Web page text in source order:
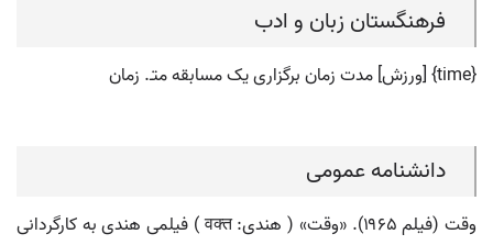
فرهنگستان زبان و ادب
{time} [ورزش] مدت زمان برگزاری یک مسابقه متـ. زمان
دانشنامه عمومی
وقت (فیلم ۱۹۶۵). «وقت» ( هندی: वक्त ) فیلمی هندی به کارگردانی